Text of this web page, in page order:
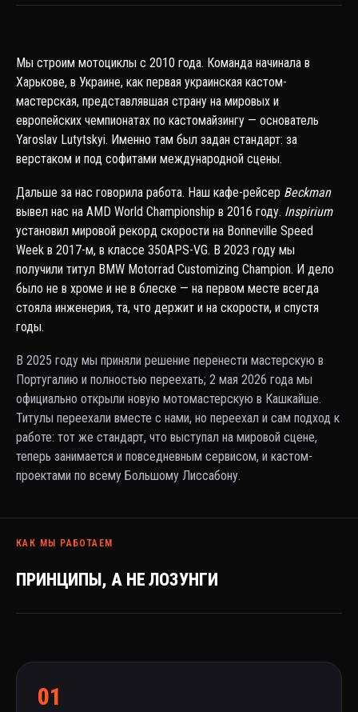
Мы строим мотоциклы с 2010 года. Команда начинала в
Харькове, в Украине, как первая украинская кастом-
мастерская, представлявшая страну на мировых и
европейских чемпионатах по кастомайзингу — основатель
Yaroslav Lutytskyi. Именно там был задан стандарт: за
верстаком и под софитами международной сцены.
Дальше за нас говорила работа. Наш кафе-рейсер Beckman
вывел нас на AMD World Championship в 2016 году. Inspirium
установил мировой рекорд скорости на Bonneville Speed
Week в 2017-м, в классе 350APS-VG. В 2023 году мы
получили титул BMW Motorrad Customizing Champion. И дело
было не в хроме и не в блеске — на первом месте всегда
стояла инженерия, та, что держит и на скорости, и спустя
годы.
В 2025 году мы приняли решение перенести мастерскую в
Португалию и полностью переехать; 2 мая 2026 года мы
официально открыли новую мотомастерскую в Кашкайше.
Титулы переехали вместе с нами, но переехал и сам подход к
работе: тот же стандарт, что выступал на мировой сцене,
теперь занимается и повседневным сервисом, и кастом-
проектами по всему Большому Лиссабону.
КАК МЫ РАБОТАЕМ
ПРИНЦИПЫ, А НЕ ЛОЗУНГИ
01